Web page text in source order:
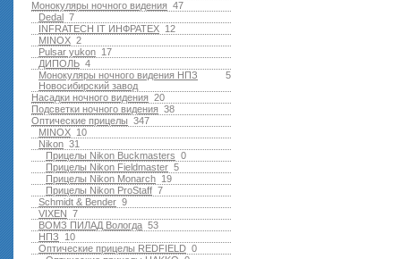
47
Монокуляры ночного видения
7
Dedal
12
INFRATECH IT ИНФРАТЕХ
2
MINOX
17
Pulsar yukon
4
ДИПОЛЬ
5
Монокуляры ночного видения НПЗ
Новосибирский завод
20
Насадки ночного видения
38
Подсветки ночного видения
347
Оптические прицелы
10
MINOX
31
Nikon
0
Прицелы Nikon Buckmasters
5
Прицелы Nikon Fieldmaster
19
Прицелы Nikon Monarch
7
Прицелы Nikon ProStaff
9
Schmidt & Bender
7
VIXEN
53
ВОМЗ ПИЛАД Вологда
10
НПЗ
0
Оптические прицелы REDFIELD